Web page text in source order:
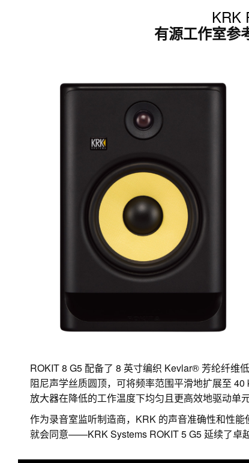
KRK
有源工作室参
ROKIT 8 G5 配备了 8 英寸编织 Kevlar® 芳纶纤维
阻尼声学丝质圆顶，可将频率范围平滑地扩展至
放大器在降低的工作温度下均匀且更高效地驱动单
作为录音室监听制造商，KRK 的声音准确性和性
就会同意——KRK Systems ROKIT 5 G5 延续了卓